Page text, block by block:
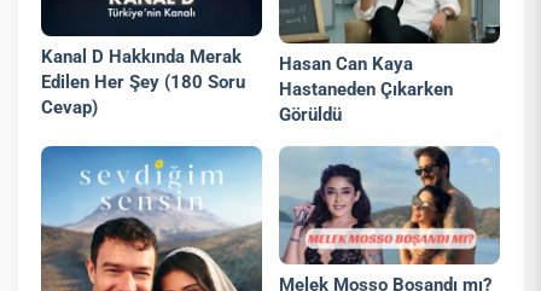
Kanal D Hakkında Merak
Edilen Her Şey (180 Soru
Cevap)
Hasan Can Kaya
Hastaneden Çıkarken
Görüldü
Melek Mosso Boşandı mı?